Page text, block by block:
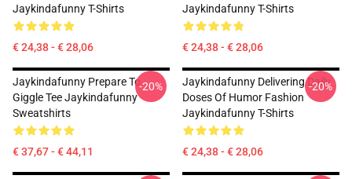
Jaykindafunny T-Shirts
€ 24,38 - € 28,06
Jaykindafunny T-Shirts
€ 24,38 - € 28,06
Jaykindafunny Prepare To
Giggle Tee Jaykindafunny
Sweatshirts
€ 37,67 - € 44,11
-20%
Jaykindafunny Delivering Daily
Doses Of Humor Fashion
Jaykindafunny T-Shirts
€ 24,38 - € 28,06
-20%